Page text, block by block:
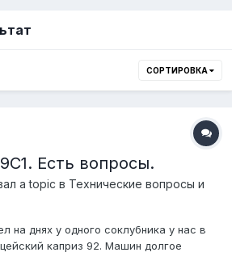
СОРТИРОВКА
Есть вопросы.
a topic в Технические вопросы и
на днях у одного соклубника у нас в
каприз 92. Машин долгое